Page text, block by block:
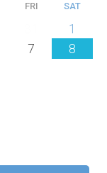
FRI SAT
1
7 8